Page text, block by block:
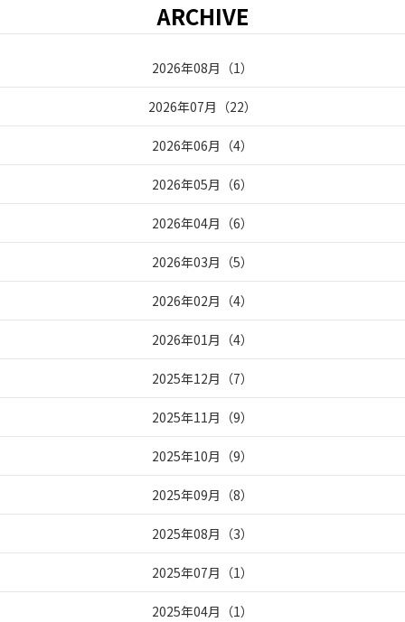
ARCHIVE
2026年08月 （1）
2026年07月 （22）
2026年06月 （4）
2026年05月 （6）
2026年04月 （6）
2026年03月 （5）
2026年02月 （4）
2026年01月 （4）
2025年12月 （7）
2025年11月 （9）
2025年10月 （9）
2025年09月 （8）
2025年08月 （3）
2025年07月 （1）
2025年04月 （1）